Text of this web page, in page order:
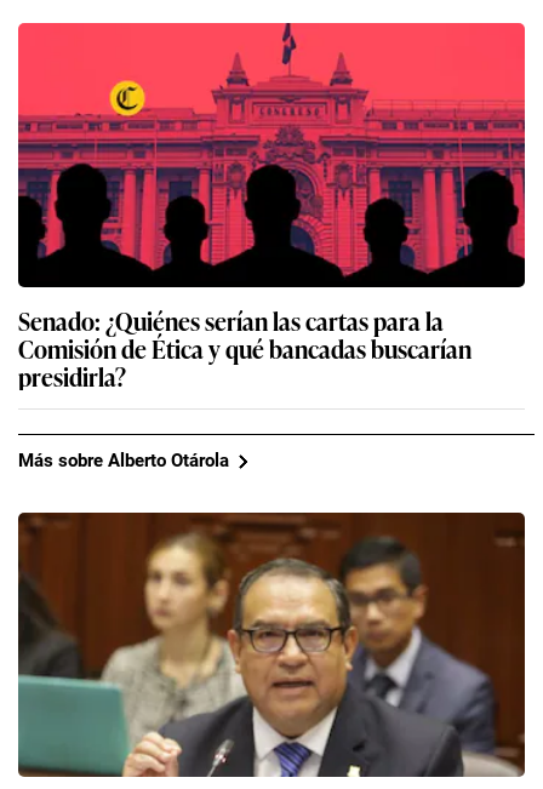
Senado: ¿Quiénes serían las cartas para la
Comisión de Ética y qué bancadas buscarían
presidirla?
Más sobre Alberto Otárola